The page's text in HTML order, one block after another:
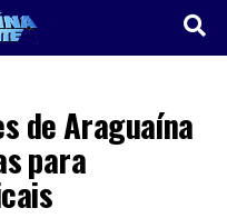
de Araguaína
para